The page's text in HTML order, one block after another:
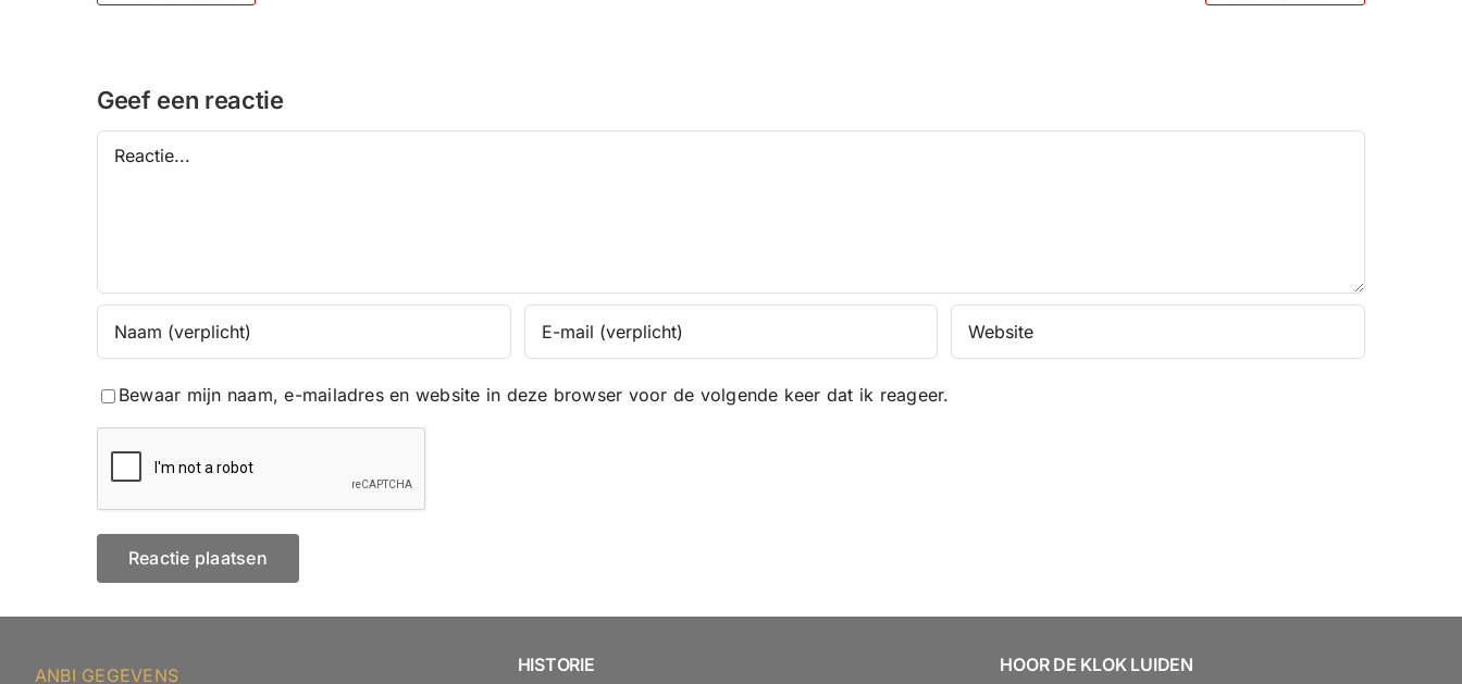
Geef een reactie
Reactie
Bewaar mijn naam, e-mailadres en website in deze browser voor de volgende keer dat ik reageer.
ANBI GEGEVENS HISTORIE HOOR DE KLOK LUIDEN